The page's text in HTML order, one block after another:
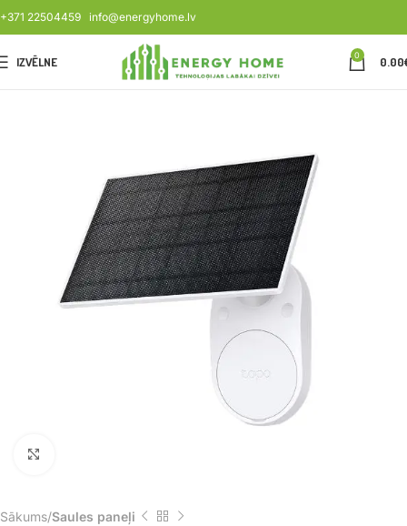
+371 22504459 info@energyhome.lv
IZVĒLNE 0 0.00
Sākums Saules paneļi